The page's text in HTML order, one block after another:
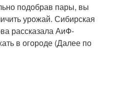
подобрав пары, вы
урожай. Сибирская
рассказала АиФ-
в огороде (Далее по